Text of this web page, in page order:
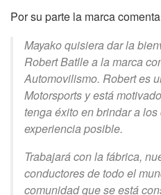
Por su parte la marca
Mayako quisiera dar la
Robert Batlle a la marca
Automovilismo. Robert es
Motorsports y está
tenga éxito en brindar a
experiencia posible.
Trabajará con la fábrica,
conductores de todo el
comunidad que se está